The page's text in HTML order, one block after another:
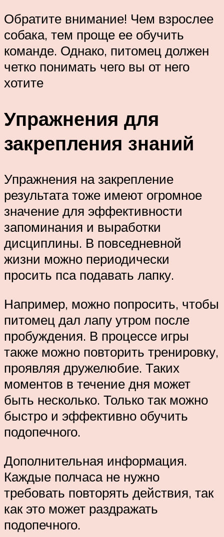
Обратите внимание! Чем взрослее
собака, тем проще ее обучить
команде. Однако, питомец должен
четко понимать чего вы от него
хотите
Упражнения для
закрепления знаний
Упражнения на закрепление
результата тоже имеют огромное
значение для эффективности
запоминания и выработки
дисциплины. В повседневной
жизни можно периодически
просить пса подавать лапку.
Например, можно попросить, чтобы
питомец дал лапу утром после
пробуждения. В процессе игры
также можно повторить тренировку,
проявляя дружелюбие. Таких
моментов в течение дня может
быть несколько. Только так можно
быстро и эффективно обучить
подопечного.
Дополнительная информация.
Каждые полчаса не нужно
требовать повторять действия, так
как это может раздражать
подопечного.